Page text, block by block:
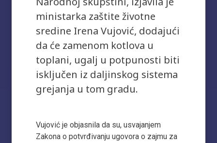
ministarka zaštite životne
sredine Irena Vujović, dodajući
da će zamenom kotlova u
toplani, ugalj u potpunosti biti
isključen iz daljinskog sistema
grejanja u tom gradu.
Vujović je objasnila da su, usvajanjem
Zakona o potvrđivanju ugovora o zajmu za